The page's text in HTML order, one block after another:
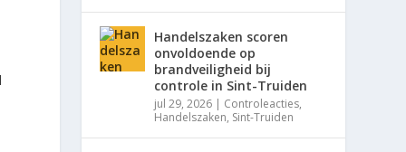
Handelszaken scoren
onvoldoende op
brandveiligheid bij
controle in Sint-Truiden
jul 29, 2026 | Controleacties,
Handelszaken, Sint-Truiden